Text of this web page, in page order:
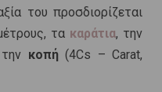
του προσδιορίζεται
τα καράτια, την
κοπή(4Cs – Carat,